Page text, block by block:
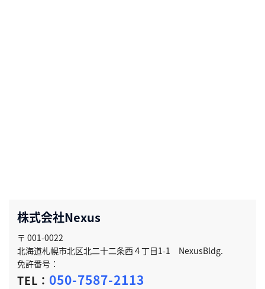
株式会社Nexus
〒 001-0022
北海道札幌市北区北二十二条西４丁目1-1 NexusBldg.
免許番号：
TEL： 050-7587-2113